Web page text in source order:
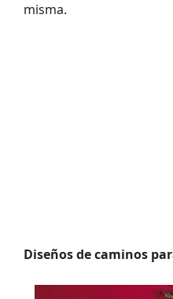
misma.
Diseños de caminos